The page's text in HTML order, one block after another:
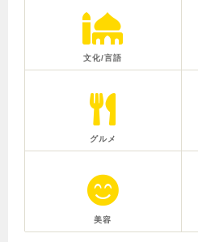
文化/言語
グルメ
美容